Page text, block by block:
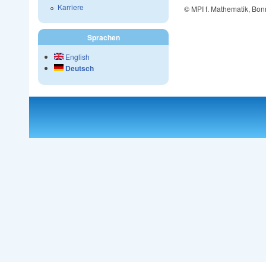
© MPI f. Mathematik,
Karriere
Sprachen
English
Deutsch